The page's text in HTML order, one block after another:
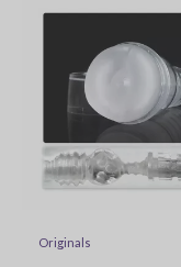
Originals